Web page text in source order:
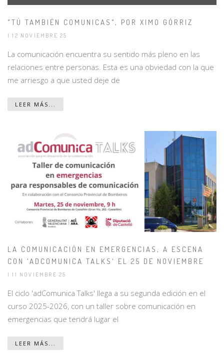
"TÚ TAMBIÉN COMUNICAS", POR XIMO GÓRRIZ
| 12 NOVIEMBRE 25
La comunicación encuentra su sentido más pleno en las
relaciones entre personas. Esta es una obviedad con la que
me arriesgo a que usted deje de
LEER MÁS...
LA COMUNICACIÓN EN EMERGENCIAS, A ESCENA
CON 'ADCOMUNICA TALKS' EL 25 DE NOVIEMBRE
| 11 NOVIEMBRE 25
El ciclo 'adComunica Talks' llega a su segunda edición en el
curso 2025-2026, con un taller sobre comunicación en
emergencias que tendrá lugar el
LEER MÁS...